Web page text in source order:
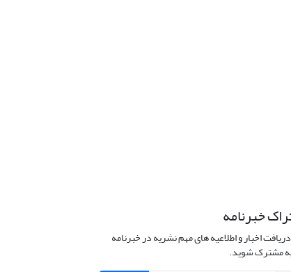
خبرنامه
اخبار و اطلاعیه های مهم نشریه در خبرنامه
مشترک شوید.